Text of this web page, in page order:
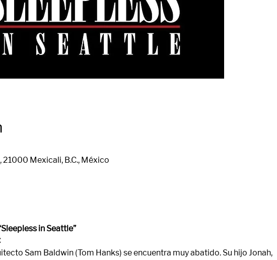
Mexicali, B.C., México
in Seattle”
Sam Baldwin (Tom Hanks) se encuentra muy abatido. Su hijo Jonah,